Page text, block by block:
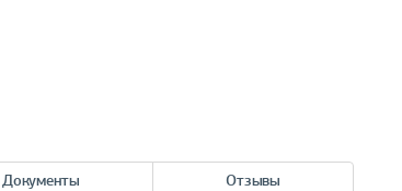
Документы Отзывы